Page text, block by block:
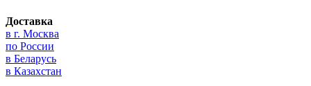
Доставка
в г. Москва
по России
в Беларусь
в Казахстан